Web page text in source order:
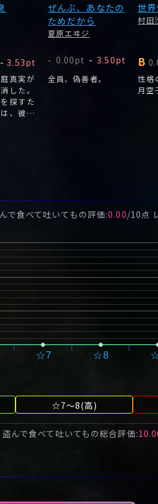
- 3.53pt
真実が
した。
探すた
、彼女
ぜんぶ、あなたの
ためだから
夏原エヰジ
- 0.00pt - 3.50pt
全員、偽善者。
世
村田
B
性格
月空
で食べて吐いても の評価:0.00/10点
☆7 ☆8
☆7～8(高)
盗んで食べて吐いても の総合評価: